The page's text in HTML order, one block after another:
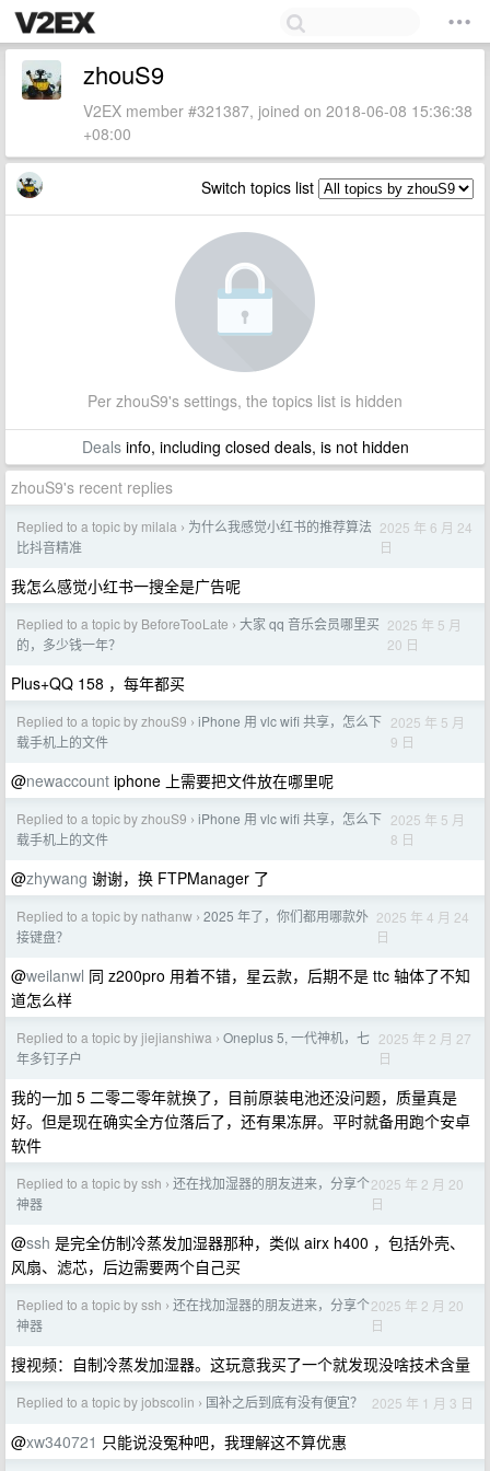
zhouS9
V2EX member #321387, joined on 2018-06-08 15:36:38
+08:00
Switch topics list
Per zhouS9's settings, the topics list is hidden
Dealsinfo, including closed deals, is not hidden
zhouS9's recent replies
Replied to a topic by milala › 为什么我感觉小红书的推荐算法
比抖音精准
2025 年 6 月 24
日
我怎么感觉小红书一搜全是广告呢
Replied to a topic by BeforeTooLate › 大家 qq 音乐会员哪里买
的，多少钱一年？
2025 年 5 月
20 日
Plus+QQ 158 ，每年都买
Replied to a topic by zhouS9 › iPhone 用 vlc wifi 共享，怎么下
载手机上的文件
2025 年 5 月
9 日
@newaccount iphone 上需要把文件放在哪里呢
Replied to a topic by zhouS9 › iPhone 用 vlc wifi 共享，怎么下
载手机上的文件
2025 年 5 月
8 日
@zhywang 谢谢，换 FTPManager 了
Replied to a topic by nathanw › 2025 年了，你们都用哪款外
接键盘？
2025 年 4 月 24
日
@weilanwl 同 z200pro 用着不错，星云款，后期不是 ttc 轴体了不知
道怎么样
Replied to a topic by jiejianshiwa › Oneplus 5, 一代神机，七
年多钉子户
2025 年 2 月 27
日
我的一加 5 二零二零年就换了，目前原装电池还没问题，质量真是
好。但是现在确实全方位落后了，还有果冻屏。平时就备用跑个安卓
软件
Replied to a topic by ssh › 还在找加湿器的朋友进来，分享个
神器
2025 年 2 月 20
日
@ssh 是完全仿制冷蒸发加湿器那种，类似 airx h400 ，包括外壳、
风扇、滤芯，后边需要两个自己买
Replied to a topic by ssh › 还在找加湿器的朋友进来，分享个
神器
2025 年 2 月 20
日
搜视频：自制冷蒸发加湿器。这玩意我买了一个就发现没啥技术含量
Replied to a topic by jobscolin › 国补之后到底有没有便宜？ 2025 年 1 月 3 日
@xw340721 只能说没冤种吧，我理解这不算优惠